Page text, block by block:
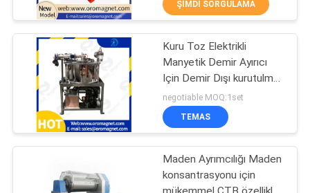
FABRIKA
TURU
KALITE
KONTROL
BIZIMLE
Manyetik Ayırma
Ekipmanları
95
ŞIMDI SORGULAMA
Kuru Toz Elektrikli
Manyetik Demir Ayırıcı
Için Demir Dışı kurutulmuş
toz feldspat kimyasal
gıda ilaç
negotiable MOQ:1set
TEMAS
Maden Ayrımcılığı Maden
konsantrasyonu için